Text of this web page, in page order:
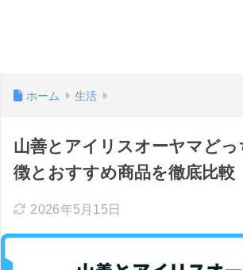
ホーム 生活
山善とアイリスオーヤマど
徴とおすすめ商品を徹底比較
2026年5月15日